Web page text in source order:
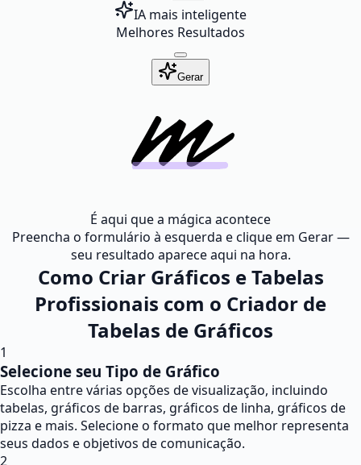
IA mais inteligente
Melhores Resultados
Gerar
É aqui que a mágica acontece
Preencha o formulário à esquerda e clique em Gerar —
seu resultado aparece aqui na hora.
Como Criar Gráficos e Tabelas
Profissionais com o Criador de
Tabelas de Gráficos
1
Selecione seu Tipo de Gráfico
Escolha entre várias opções de visualização, incluindo
tabelas, gráficos de barras, gráficos de linha, gráficos de
pizza e mais. Selecione o formato que melhor representa
seus dados e objetivos de comunicação.
2